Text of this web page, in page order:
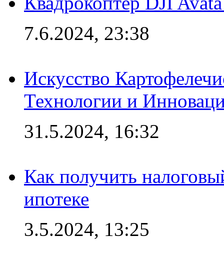
7.6.2024, 23:38
Искусство
Технологии и
31.5.2024, 16:32
Как получить
ипотеке
3.5.2024, 13:25